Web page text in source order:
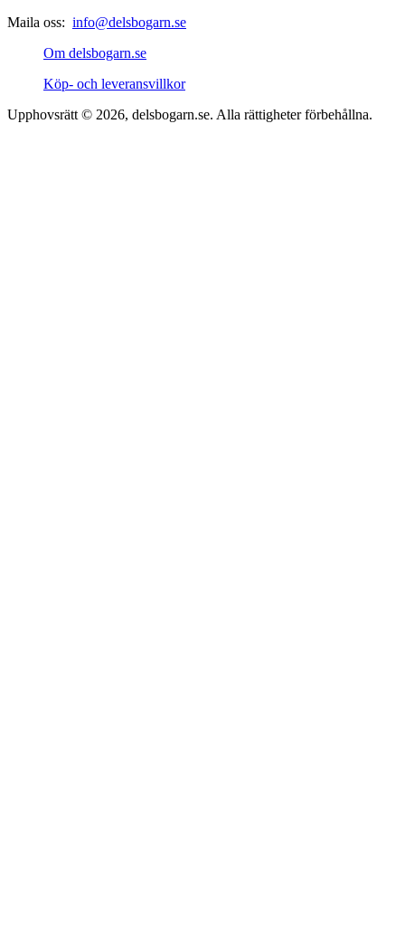
Maila oss: info@delsbogarn.se
Om delsbogarn.se
Köp- och leveransvillkor
Upphovsrätt © 2026, delsbogarn.se. Alla rättigheter förbehållna.